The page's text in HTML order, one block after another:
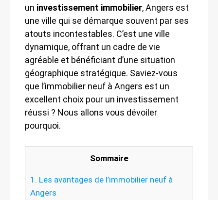
un investissement immobilier, Angers est
une ville qui se démarque souvent par ses
atouts incontestables. C’est une ville
dynamique, offrant un cadre de vie
agréable et bénéficiant d’une situation
géographique stratégique. Saviez-vous
que l’immobilier neuf à Angers est un
excellent choix pour un investissement
réussi ? Nous allons vous dévoiler
pourquoi.
Sommaire
1. Les avantages de l’immobilier neuf à
Angers